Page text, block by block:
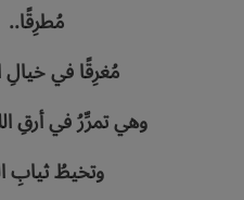
مُطرِقًا‭.. ‬‮‬
مُغرِقًا‭ ‬في‭ ‬خيالِ‭ ‬القيامةِ
وهي‭ ‬تمرِّرُ‭ ‬في‭ ‬أرقِ‭ ‬الليل‭ ‬أهوالَها
وتخيطُ‭ ‬ثيابِ‭ ‬الردى